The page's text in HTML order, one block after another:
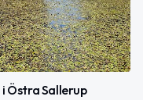
Östra Sallerup